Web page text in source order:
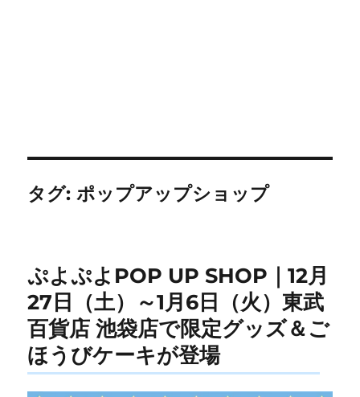
タグ:ポップアップショップ
ぷよぷよPOP UP SHOP｜12月
27日（土）～1月6日（火）東武
百貨店 池袋店で限定グッズ＆ご
ほうびケーキが登場